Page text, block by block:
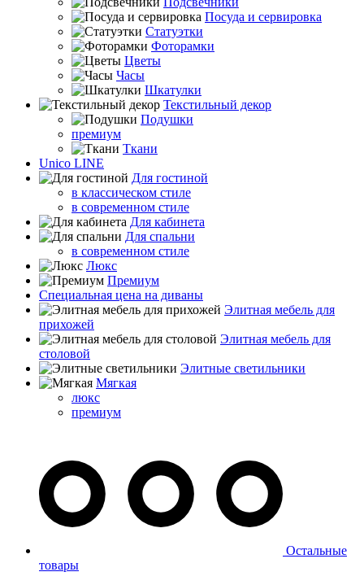
Посуда и сервировка
Статуэтки
Фоторамки
Цветы
Часы
Шкатулки
Текстильный декор
Подушки
премиум
Ткани
Unico LINE
Для гостиной
в классическом стиле
в современном стиле
Для кабинета
Для спальни
в современном стиле
Люкс
Премиум
Специальная цена на диваны
Элитная мебель для
прихожей
Элитная мебель для
столовой
Элитные светильники
Мягкая
люкс
премиум
Остальные
товары